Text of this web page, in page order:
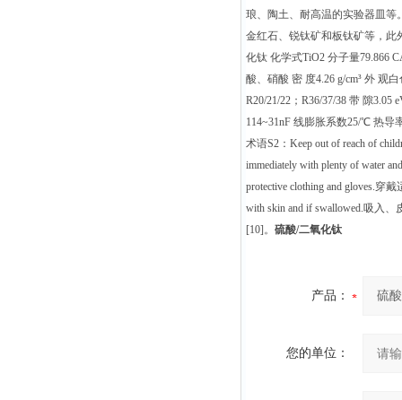
琅、陶土、耐高温的实验器皿等
金红石、锐钛矿和板钛矿等，此
化钛 化学式TiO2 分子量79.866
酸、硝酸 密 度4.26 g/cm³ 外 观
R20/21/22；R36/37/38 带 隙
114~31nF 线膨胀系数25/℃ 热导
术语S2：Keep out of reach of
immediately with plenty of water
protective clothing and gloves.穿
with skin and if swallowed.吸入、
[10]。 硫酸/二氧化钛
产品：
您的单位：